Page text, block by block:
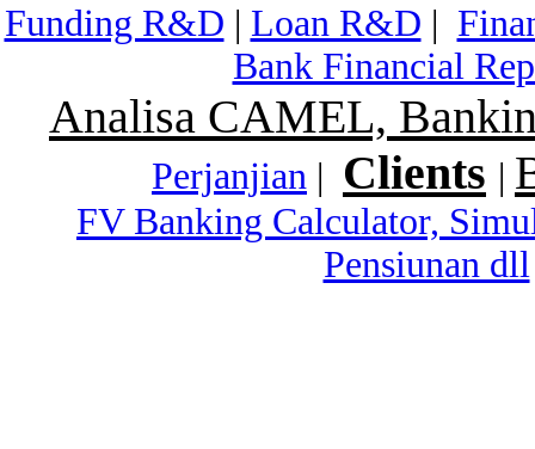
Funding R&D | Loan R&D |
Bank Financial
Analisa CAMEL,
Perjanjian | Clients |
FV Banking Calculator,
Pensiunan dll